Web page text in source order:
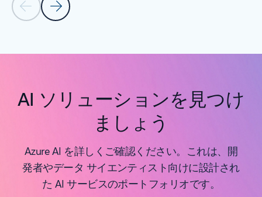
前のスライド次のスライド
[関連製品] セクションに戻る
AI ソリューションを見つけ
ましょう
Azure AI を詳しくご確認ください。これは、開
発者やデータ サイエンティスト向けに設計され
た AI サービスのポートフォリオです。